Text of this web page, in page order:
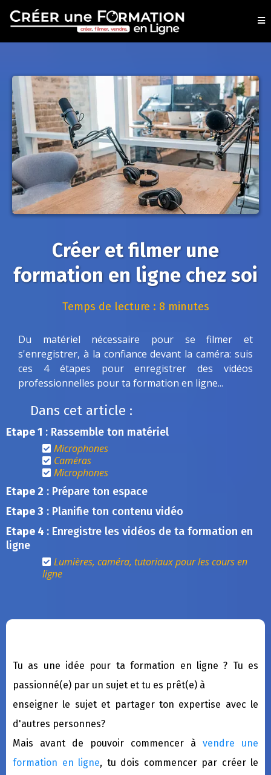
Créer et filmer une
formation en ligne chez soi
Temps de lecture : 8 minutes
Du matériel nécessaire pour se filmer et
s'enregistrer, à la confiance devant la caméra: suis
ces 4 étapes pour enregistrer des vidéos
professionnelles pour ta formation en ligne...
Dans cet article :
Etape 1 : Rassemble ton matériel
Microphones
Caméras
Microphones
Etape 2 : Prépare ton espace
Etape 3 : Planifie ton contenu vidéo
Etape 4 : Enregistre les vidéos de ta formation en
ligne
Lumières, caméra, tutoriaux pour les cours en
ligne
Tu as une idée pour ta formation en ligne ? Tu es
passionné(e) par un sujet et tu es prêt(e) à
enseigner le sujet et partager ton expertise avec le
d'autres personnes?
Mais avant de pouvoir commencer à vendre une
formation en ligne, tu dois commencer par créer le